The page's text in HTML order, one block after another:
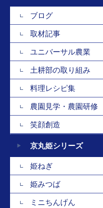
ブログ
取材記事
ユニバーサル農業
土耕部の取り組み
料理レシピ集
農園見学・農園研修
笑顔創造
京丸姫シリーズ
姫ねぎ
姫みつば
ミニちんげん